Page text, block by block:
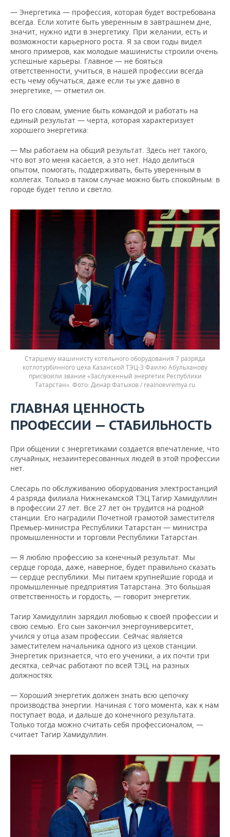
— Энергетика — профессия, которая будет востребована
всегда. Если хотите быть уверенным в завтрашнем дне,
значит, нужно идти в энергетику. При желании, есть и
возможности карьерного роста. Я за свои годы видел
много примеров, как молодые машинисты строили очень
успешные карьеры. Главное — не бояться
ответственности, учиться, в нашей профессии всегда
есть чему обучаться, даже если ты уже давно в
энергетике, — отметил он.
По его словам, умение быть командой и работать на
единый результат — черта, которая характеризует
хорошего энергетика:
— Мы работаем на общий результат. Здесь нет такого,
что вот это меня касается, а это нет. Надо делиться
опытом, помогать, поддерживать, быть уверенным в
коллегах. Только в таком случае можно быть спокойным: в
городе будет тепло и светло.
Старшему машинисту котельного оборудования 7 разряда
котлотурбинного цеха Казанской ТЭЦ-3 Фаилю Абульханову
присвоили звание «Заслуженный энергетик Республики
Татарстан».
Динар Фатыхов / realnoevremya.ru
ГЛАВНАЯ ЦЕННОСТЬ
ПРОФЕССИИ — СТАБИЛЬНОСТЬ
При общении с энергетиками создается впечатление, что
случайных, незаинтересованных людей в этой профессии
нет.
Слесарь по обслуживанию оборудования электростанций
4 разряда филиала Нижнекамской ТЭЦ Тагир Хамидуллин
в профессии 27 лет. Все 27 лет он трудится на родной
станции. Его наградили Почетной грамотой заместителя
Премьер-министра Республики Татарстан — министра
промышленности и торговли Республики Татарстан.
— Я люблю профессию за конечный результат. Мы
сердце города, даже, наверное, будет правильно сказать
— сердце республики. Мы питаем крупнейшие города и
промышленные предприятия Татарстана. Это большая
ответственность и гордость, — говорит энергетик.
Тагир Хамидуллин зарядил любовью к своей профессии и
свою семью. Его сын закончил энергоуниверситет,
учился у отца азам профессии. Сейчас является
заместителем начальника одного из цехов станции.
Энергетик признается, что его ученики, а их почти три
десятка, сейчас работают по всей ТЭЦ, на разных
должностях.
— Хороший энергетик должен знать всю цепочку
производства энергии. Начиная с того момента, как к нам
поступает вода, и дальше до конечного результата.
Только тогда можно считать себя профессионалом, —
считает Тагир Хамидуллин.